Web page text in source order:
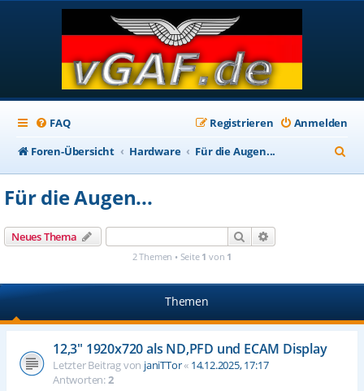
FAQ Anmelden
Registrieren
Foren-Übersicht
Hardware Für die Augen...
u
Für die Augen...
Neues Thema Suche
2 Themen • Seite 1 von 1
Themen
12,3" 1920x720 als ND,PFD und ECAM Display
Letzter Beitrag von janiTTor« 14.12.2025, 17:17
Antworten:2